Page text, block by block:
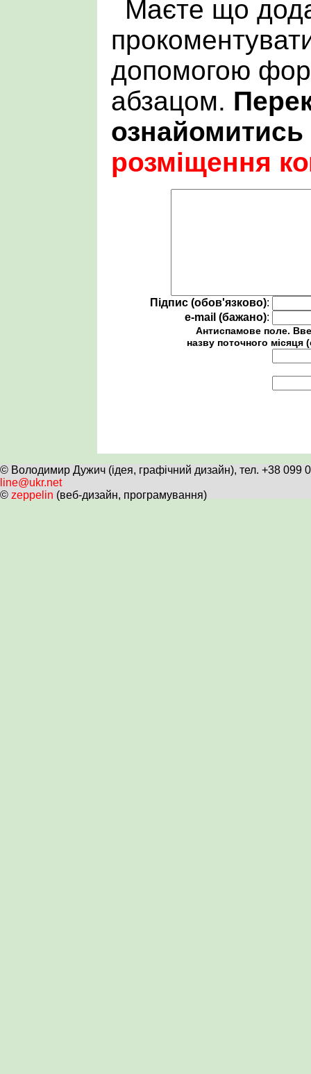
Маєте що
допомогою
абзацом.
розміщення
Підпис (обов'язково):
e-mail (бажано):
Антиспамове поле.
назву поточного
© Володимир Дужич (ідея, графічний дизайн), тел. +38 099
line@ukr.net
© zeppelin (веб-дизайн, програмування)